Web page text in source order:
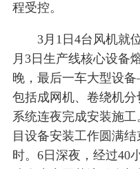
程受控。
3月1日4台风机就
月3日生产线核心设备
晚，最后一车大型设
包括成网机、卷绕机
系统连夜完成安装施
目设备安装工作圆满
时。6日深夜，经过40